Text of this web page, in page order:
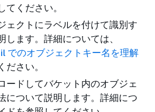
てください。
ェクトにラベルを付けて識別す
します。詳細については、
でのオブジェクトキー名を理解
ださい。
ードしてバケット内のオブジェ
について説明します。詳細につ